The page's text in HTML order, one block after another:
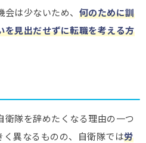
は少ないため、 何のために訓
を見出だせずに転職を考える方
隊を辞めたくなる理由の一つ
異なるものの、自衛隊では労